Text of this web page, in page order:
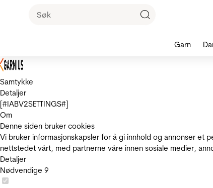
Samtykke
Detaljer
[#IABV2SETTINGS#]
Om
Denne siden bruker cookies
Vi bruker informasjonskapsler for å gi innhold og annonser et
nettstedet vårt, med partnerne våre innen sosiale medier,
Detaljer
Nødvendige 9
Garn